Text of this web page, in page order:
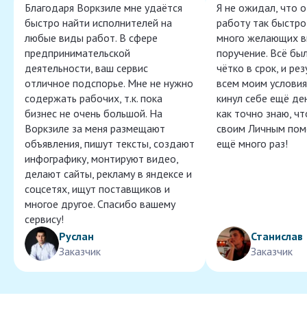
Благодаря Воркзиле мне удаётся
быстро найти исполнителей на
любые виды работ. В сфере
предпринимательской
деятельности, ваш сервис
отличное подспорье. Мне не нужно
содержать рабочих, т.к. пока
бизнес не очень большой. На
Воркзиле за меня размещают
объявления, пишут тексты, создают
инфографику, монтируют видео,
делают сайты, рекламу в яндексе и
соцсетях, ищут поставщиков и
многое другое. Спасибо вашему
сервису!
Руслан
Заказчик
Я не ожидал, что
работу так
много желающих
поручение. Всё
чётко в срок, и
всем моим
кинул себе ещё
как точно знаю,
своим Личным
ещё много раз!
Станислав
Заказчик